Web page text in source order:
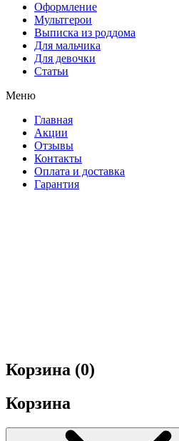
Оформление
Мультгерои
Выписка из роддома
Для мальчика
Для девочки
Статьи
Меню
Главная
Акции
Отзывы
Контакты
Оплата и доставка
Гарантия
Корзина (0)
Корзина